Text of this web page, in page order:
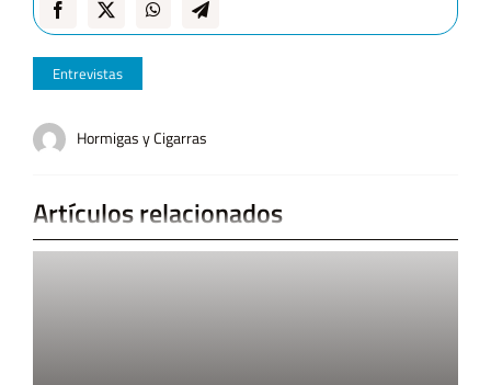
Entrevistas
Hormigas y Cigarras
Artículos relacionados